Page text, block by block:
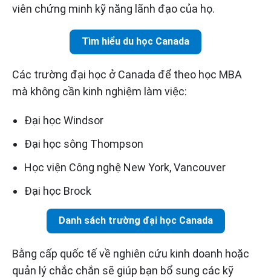
viên chứng minh kỹ năng lãnh đạo của họ.
Tìm hiểu du học Canada
Các trường đại học ở Canada để theo học MBA
mà không cần kinh nghiệm làm việc:
Đại học Windsor
Đại học sông Thompson
Học viện Công nghệ New York, Vancouver
Đại học Brock
Danh sách trường đại học Canada
Bằng cấp quốc tế về nghiên cứu kinh doanh hoặc
quản lý chắc chắn sẽ giúp bạn bổ sung các kỹ